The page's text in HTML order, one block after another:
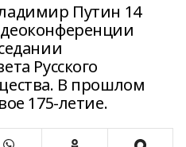
Путин 14
Русского
В прошлом
175-летие.